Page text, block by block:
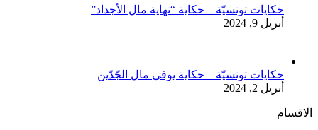
حكايات تونسيّة – حكاية “نهاية مال الأجداد”
أبريل 9, 2024
حكايات تونسيّة – حكاية يوفى مال الجّدّين
أبريل 2, 2024
الاقسام